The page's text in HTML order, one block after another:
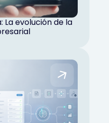
La evolución de la